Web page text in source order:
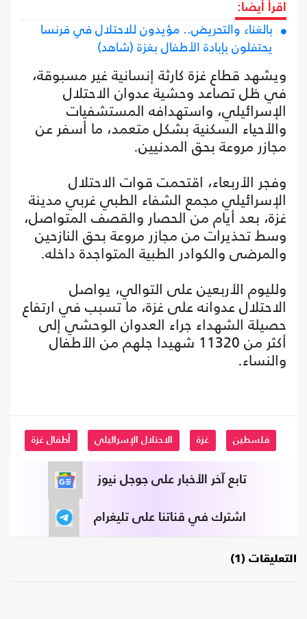
اقرأ أيضا:
بالغناء والتحريض.. مؤيدون للاحتلال في فرنسا
يحتفلون بإبادة الأطفال بغزة (شاهد)
ويشهد قطاع غزة كارثة إنسانية غير مسبوقة،
في ظل تصاعد وحشية عدوان الاحتلال
الإسرائيلي، واستهدافه المستشفيات
والأحياء السكنية بشكل متعمد، ما أسفر عن
مجازر مروعة بحق المدنيين.
وفجر الأربعاء، اقتحمت قوات الاحتلال
الإسرائيلي مجمع الشفاء الطبي غربي مدينة
غزة، بعد أيام من الحصار والقصف المتواصل،
وسط تحذيرات من مجازر مروعة بحق النازحين
والمرضى والكوادر الطبية المتواجدة داخله.
ولليوم الأربعين على التوالي، يواصل
الاحتلال عدوانه على غزة، ما تسبب في ارتفاع
حصيلة الشهداء جراء العدوان الوحشي إلى
أكثر من 11320 شهيدا جلهم من الأطفال
والنساء.
فلسطين غزة الاحتلال الإسرائيلي أطفال غزة
تابع آخر الأخبار على جوجل نيوز
اشترك في قناتنا على تليغرام
التعليقات (1)